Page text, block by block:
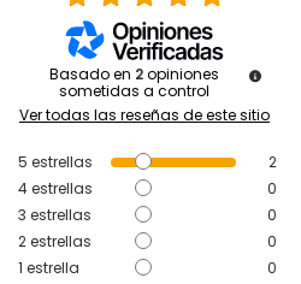
Basado en 2 opiniones
sometidas a control
Ver todas las reseñas de este sitio
5 estrellas
2
4estrellas
0
3 estrellas
0
2estrellas
0
1 estrella 0